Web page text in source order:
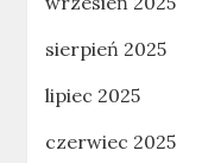
sierpień 2025
lipiec 2025
czerwiec 2025